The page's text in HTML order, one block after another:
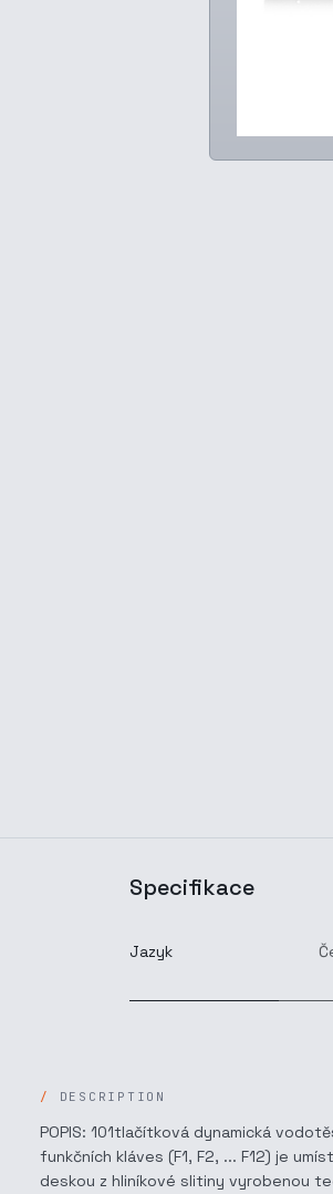
Specifikace
Jazyk
DESCRIPTION
POPIS: 101tlačítková dynamická
funkčních kláves (F1, F2, ... F12) je
deskou z hliníkové slitiny vyrobenou